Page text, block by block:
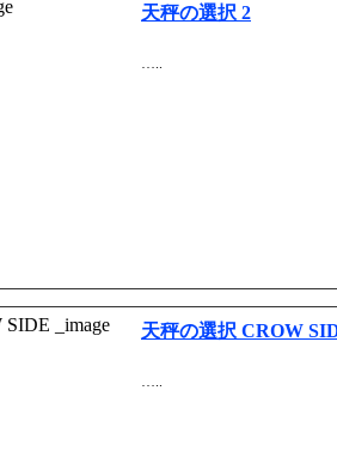
天秤の選択 2
…..
天秤の選択 CROW
…..